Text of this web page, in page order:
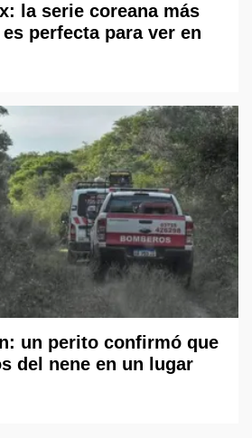
la serie coreana más
perfecta para ver en
un perito confirmó que
del nene en un lugar